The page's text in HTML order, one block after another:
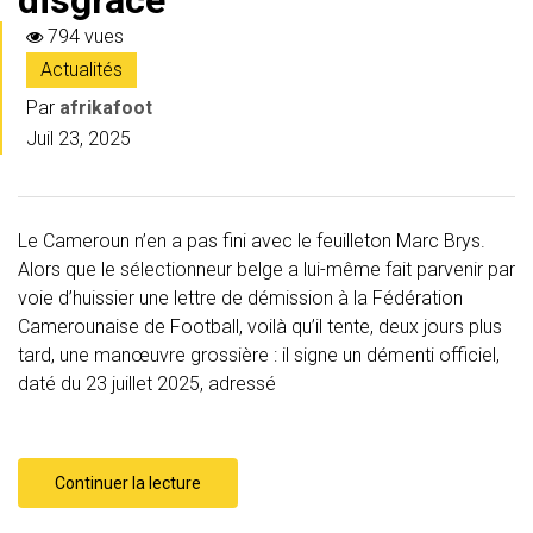
794 vues
Actualités
Par afrikafoot
Juil 23, 2025
Le Cameroun n’en a pas fini avec le feuilleton Marc Brys.
Alors que le sélectionneur belge a lui-même fait parvenir par
voie d’huissier une lettre de démission à la Fédération
Camerounaise de Football, voilà qu’il tente, deux jours plus
tard, une manœuvre grossière : il signe un démenti officiel,
daté du 23 juillet 2025, adressé
Continuer la lecture